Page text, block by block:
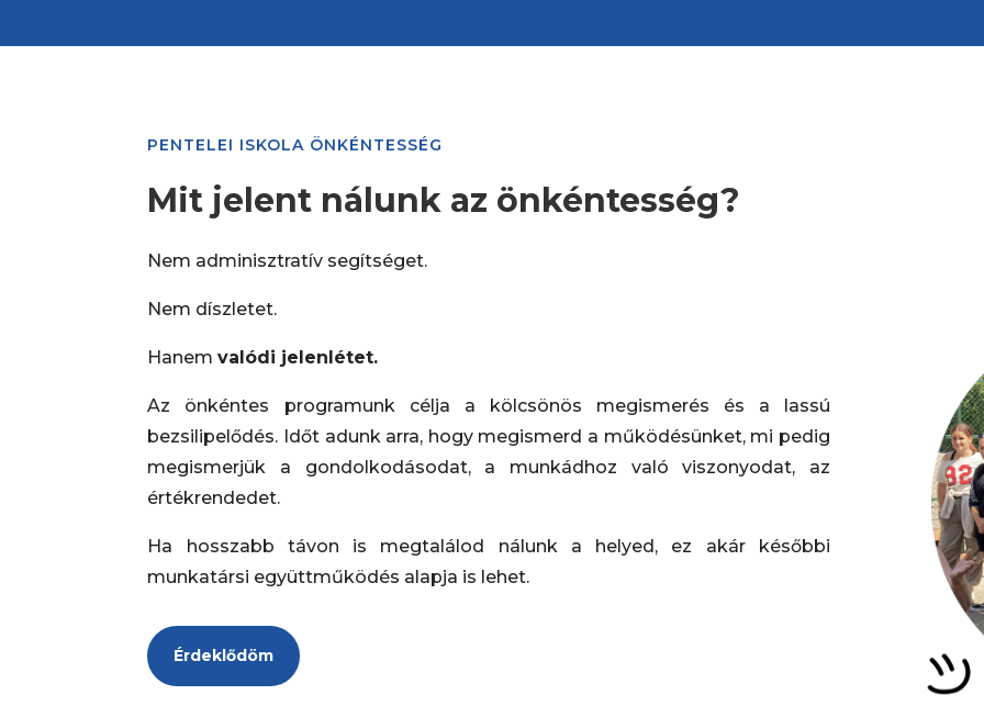
PENTELEI ISKOLA ÖNKÉNTESSÉG
Mit jelent nálunk az önkéntesség?
Nem adminisztratív segítséget.
Nem díszletet.
Hanemvalódi jelenlétet.
Az önkéntes programunk célja a kölcsönös megismerés és a lassú
bezsilipelődés. Időt adunk arra, hogy megismerd a működésünket, mi pedig
megismerjük a gondolkodásodat, a munkádhoz való viszonyodat, az
értékrendedet.
Ha hosszabb távon is megtalálod nálunk a helyed, ez akár későbbi
munkatársi együttműködés alapja is lehet.
Érdeklődöm